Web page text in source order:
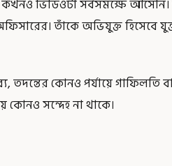
ভিডিওটা সর্বসমক্ষে
তাঁকে অভিযুক্ত হিসেবে
কোনও পর্যায়ে গাফিলতি
কোনও সন্দেহ না থাকে।